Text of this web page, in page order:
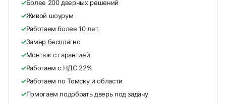
✓Более 200 дверных решений
✓Живой шоурум
✓Работаем более 10 лет
✓Замер бесплатно
✓Монтаж с гарантией
✓Работаем с НДС 22%
✓Работаем по Томску и области
✓Помогаем подобрать дверь под задачу